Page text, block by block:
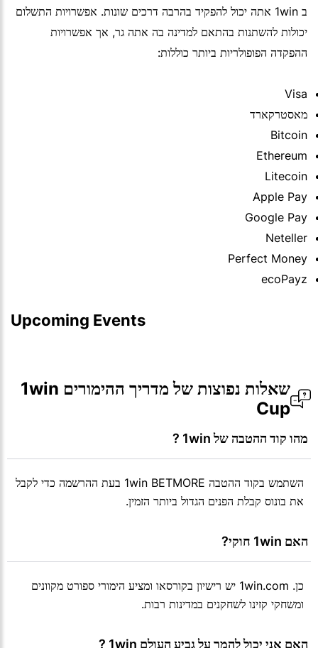
ב 1win אתה יכול להפקיד בהרבה דרכים שונות. אפשרויות התשלום
יכולות להשתנות בהתאם למדינה בה אתה גר, אך אפשרויות
ההפקדה הפופולריות ביותר כוללות:
Visa
מאסטרקארד
Bitcoin
Ethereum
Litecoin
Apple Pay
Google Pay
Neteller
Perfect Money
ecoPayz
Upcoming Events
שאלות נפוצות של מדריך ההימורים 1win
Cup
השתמש בקוד ההטבה 1win BETMORE בעת ההרשמה כדי לקבל
את בונוס קבלת הפנים הגדול ביותר הזמין.
כן. 1win.com יש רישיון בקורסאו ומציע הימורי ספורט מקוונים
ומשחקי קזינו לשחקנים במדינות רבות.